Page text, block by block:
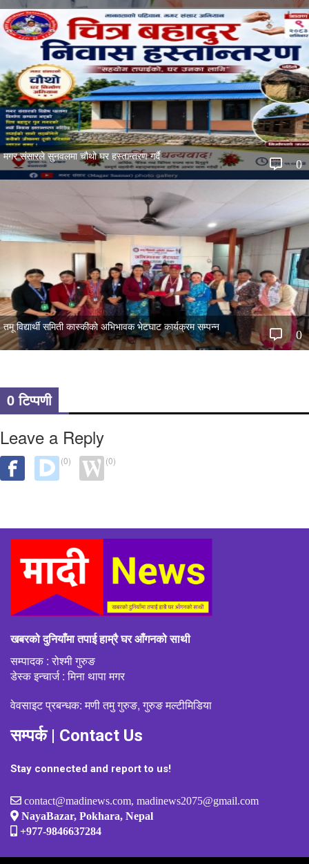
0
मगर संसारले सुनवलमा चौथो घर हस्तान्तरण गर्दै
0
तमू विद्यार्थी समिती कास्कीको अभिभावक भेटघाट कार्यक्रम सम्पन्न
0 टिप्पणी
Leave a Reply
(0) (0)
खबरको दुनियाँमा तपाई हाम्रै घर आँगनको साथी
सम्पादक : रोश्मी गुरुङ
डेस्क इन्चार्ज : मिना थापा मगर
वेवसाइट प्रबन्धक: मणी तमु गुरुङ, गुरुङ मल्टीमिडिया
सम्पर्क | Contact Us
Stay connected and report to us!
contact@madinews.com, madinews2075@gmail.com
NayaBazar, Pokhara, Nepal
+977-9846637284